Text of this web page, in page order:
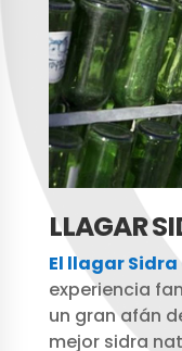
LLAGAR
El llagar
experiencia
un gran afán
mejor sidra